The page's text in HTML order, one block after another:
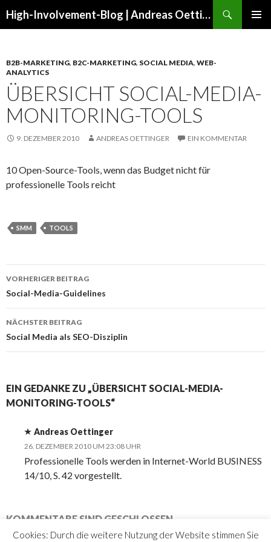
High-Involvement-Blog | Andreas Oettinger
B2B-MARKETING, B2C-MARKETING, SOCIAL MEDIA, WEB-
ANALYTICS
ÜBERSICHT SOCIAL-MEDIA-
MONITORING-TOOLS
9. DEZEMBER 2010 ANDREAS OETTINGER EIN KOMMENTAR
10 Open-Source-Tools, wenn das Budget nicht für
professionelle Tools reicht
SMM TOOLS
Beitrags-
Navigation
VORHERIGER BEITRAG
Social-Media-Guidelines
NÄCHSTER BEITRAG
Social Media als SEO-Disziplin
EIN GEDANKE ZU „ÜBERSICHT SOCIAL-MEDIA-
MONITORING-TOOLS“
Andreas Oettinger
26. DEZEMBER 2010 UM 23:08 UHR
Professionelle Tools werden in Internet-World BUSINESS
14/10, S. 42 vorgestellt.
KOMMENTARE SIND GESCHLOSSEN.
Cookies: Durch die weitere Nutzung der Website stimmen Sie